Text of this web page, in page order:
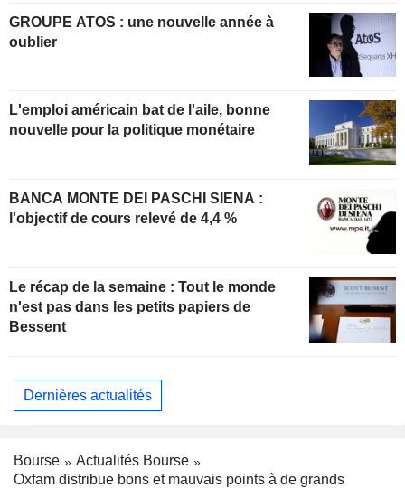
GROUPE ATOS : une nouvelle année à
oublier
L'emploi américain bat de l'aile, bonne
nouvelle pour la politique monétaire
BANCA MONTE DEI PASCHI SIENA :
l'objectif de cours relevé de 4,4 %
Le récap de la semaine : Tout le monde
n'est pas dans les petits papiers de
Bessent
Dernières actualités
Bourse
Actualités Bourse
Oxfam distribue bons et mauvais points à de grands